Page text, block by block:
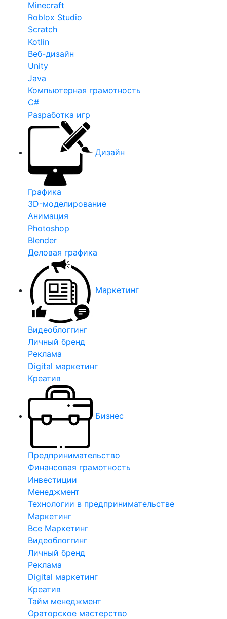
Minecraft
Roblox Studio
Scratch
Kotlin
Веб-дизайн
Unity
Java
Компьютерная грамотность
C#
Разработка игр
Дизайн
Графика
3D-моделирование
Анимация
Photoshop
Blender
Деловая графика
Маркетинг
Видеоблоггинг
Личный бренд
Реклама
Digital маркетинг
Креатив
Бизнес
Предпринимательство
Финансовая грамотность
Инвестиции
Менеджмент
Технологии в предпринимательстве
Маркетинг
Все Маркетинг
Видеоблоггинг
Личный бренд
Реклама
Digital маркетинг
Креатив
Тайм менеджмент
Ораторское мастерство